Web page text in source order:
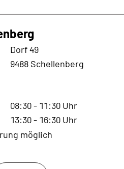
Dorf 49
9488 Schellenberg
08:30- 11:30 Uhr
13:30- 16:30 Uhr
möglich